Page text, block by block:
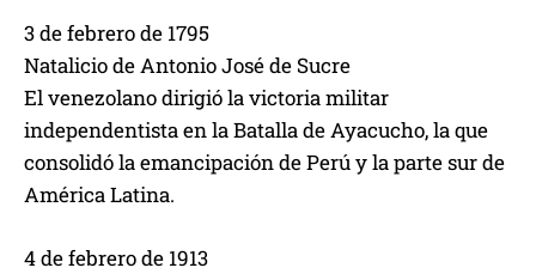
3 de febrero de 1795
Natalicio de Antonio José de Sucre
El venezolano dirigió la victoria militar
independentista en la Batalla de Ayacucho, la que
consolidó la emancipación de Perú y la parte sur de
América Latina.
4 de febrero de 1913